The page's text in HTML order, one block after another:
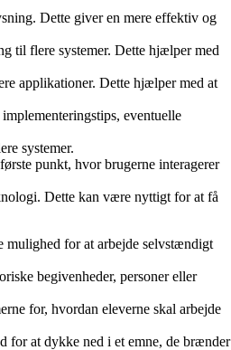
Dette giver en mere effektiv og
til flere systemer. Dette hjælper med
applikationer. Dette hjælper med at
eventuelle
systemer.
punkt, hvor brugerne interagerer
Dette kan være nyttigt for at få
mulighed for at arbejde selvstændigt
begivenheder, personer eller
for, hvordan eleverne skal arbejde
for at dykke ned i et emne, de brænder